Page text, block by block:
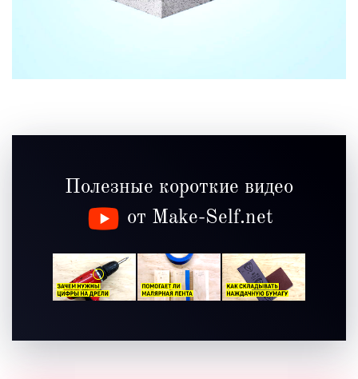
Полезные короткие видео
от Make-Self.net